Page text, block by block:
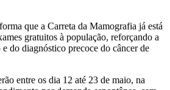
que a Carreta da Mamografia já está
gratuitos à população, reforçando a
do diagnóstico precoce do câncer de
entre os dia 12 até 23 de maio, na